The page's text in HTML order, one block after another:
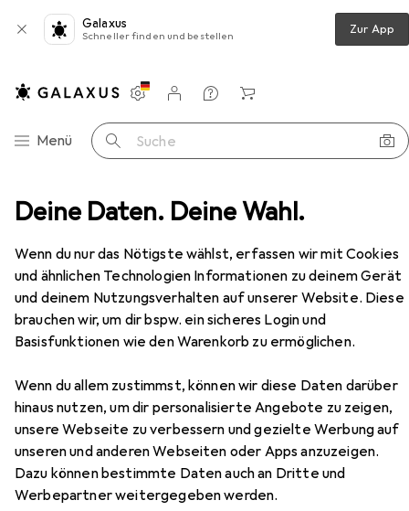
Deine Daten. Deine Wahl.
Wenn du nur das Nötigste wählst, erfassen wir mit Cookies
und ähnlichen Technologien Informationen zu deinem Gerät
und deinem Nutzungsverhalten auf unserer Website. Diese
brauchen wir, um dir bspw. ein sicheres Login und
Basisfunktionen wie den Warenkorb zu ermöglichen.
Wenn du allem zustimmst, können wir diese Daten darüber
hinaus nutzen, um dir personalisierte Angebote zu zeigen,
unsere Webseite zu verbessern und gezielte Werbung auf
unseren und anderen Webseiten oder Apps anzuzeigen.
Dazu können bestimmte Daten auch an Dritte und
Werbepartner weitergegeben werden.
Galaxus
Schneller finden und bestellen Zur App
Navigation nach Kategorien
Menü Suche
Einstellungen
Kundenkonto
Vergleichslisten
Merklisten
Warenkorb
Scanner Drucken Toner Lexmark C242XM0
EUR
132,53
Lexmark
C242XM0
M
Hier findest du passendes Zubehör zum Produkt Lexmark
C242XM0 aus der Kategorie Kopierpapier.
Relevanz
Produktliste